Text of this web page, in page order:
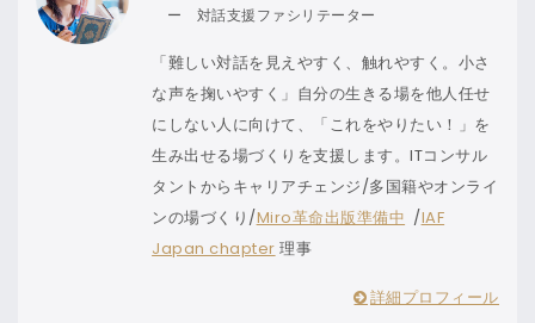
ー 対話支援ファシリテーター
「難しい対話を見えやすく、触れやすく。小さ
な声を掬いやすく」自分の生きる場を他人任せ
にしない人に向けて、「これをやりたい！」を
生み出せる場づくりを支援します。ITコンサル
タントからキャリアチェンジ/多国籍やオンライ
ンの場づくり/Miro革命出版準備中 /IAF
Japan chapter 理事
詳細プロフィール